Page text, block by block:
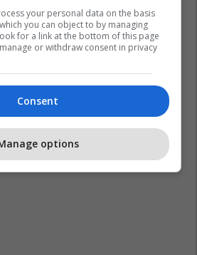
your personal data on the basis
you can object to by managing
for a link at the bottom of this page
or withdraw consent in privacy
Consent
options